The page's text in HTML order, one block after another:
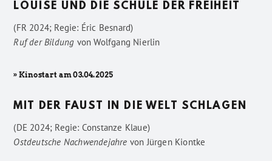
LOUISE UND DIE SCHULE DER FREIHEIT
(FR 2024; Regie: Éric Besnard)
Ruf der Bildung vonWolfgang Nierlin
» Kinostart am 03.04.2025
MIT DER FAUST IN DIE WELT SCHLAGEN
(DE 2024; Regie: Constanze Klaue)
Ostdeutsche Nachwendejahre vonJürgen Kiontke